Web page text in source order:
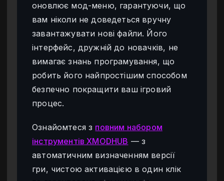
оновлює мод-меню, гарантуючи, що
вам ніколи не доведеться вручну
завантажувати нові файли. Його
інтерфейс, дружній до новачків, не
вимагає знань програмування, що
робить його найпростішим способом
безпечно покращити ваш ігровий
процес.
Ознайомтеся з повним набором
інструментів XMODHUB — з
автоматичним визначенням версії
гри, чистою активацією в один клік